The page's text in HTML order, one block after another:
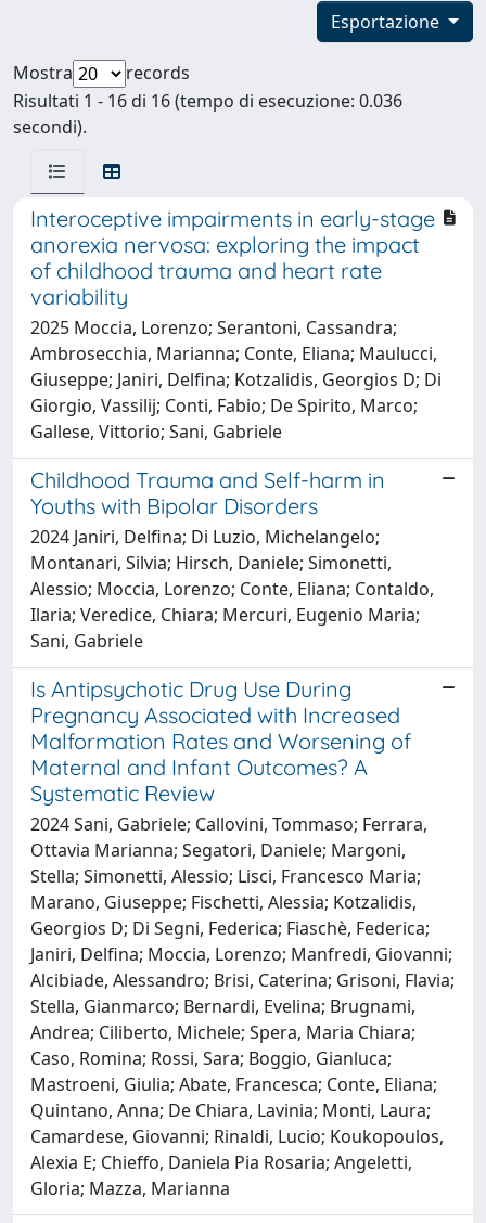
Esportazione
Mostra
records
Risultati 1 - 16 di 16 (tempo di esecuzione: 0.036
secondi).
Interoceptive impairments in early-stage
anorexia nervosa: exploring the impact
of childhood trauma and heart rate
variability
2025 Moccia, Lorenzo; Serantoni, Cassandra;
Ambrosecchia, Marianna; Conte, Eliana; Maulucci,
Giuseppe; Janiri, Delfina; Kotzalidis, Georgios D; Di
Giorgio, Vassilij; Conti, Fabio; De Spirito, Marco;
Gallese, Vittorio; Sani, Gabriele
Childhood Trauma and Self-harm in
Youths with Bipolar Disorders
2024 Janiri, Delfina; Di Luzio, Michelangelo;
Montanari, Silvia; Hirsch, Daniele; Simonetti,
Alessio; Moccia, Lorenzo; Conte, Eliana; Contaldo,
Ilaria; Veredice, Chiara; Mercuri, Eugenio Maria;
Sani, Gabriele
Is Antipsychotic Drug Use During
Pregnancy Associated with Increased
Malformation Rates and Worsening of
Maternal and Infant Outcomes? A
Systematic Review
2024 Sani, Gabriele; Callovini, Tommaso; Ferrara,
Ottavia Marianna; Segatori, Daniele; Margoni,
Stella; Simonetti, Alessio; Lisci, Francesco Maria;
Marano, Giuseppe; Fischetti, Alessia; Kotzalidis,
Georgios D; Di Segni, Federica; Fiaschè, Federica;
Janiri, Delfina; Moccia, Lorenzo; Manfredi, Giovanni;
Alcibiade, Alessandro; Brisi, Caterina; Grisoni, Flavia;
Stella, Gianmarco; Bernardi, Evelina; Brugnami,
Andrea; Ciliberto, Michele; Spera, Maria Chiara;
Caso, Romina; Rossi, Sara; Boggio, Gianluca;
Mastroeni, Giulia; Abate, Francesca; Conte, Eliana;
Quintano, Anna; De Chiara, Lavinia; Monti, Laura;
Camardese, Giovanni; Rinaldi, Lucio; Koukopoulos,
Alexia E; Chieffo, Daniela Pia Rosaria; Angeletti,
Gloria; Mazza, Marianna